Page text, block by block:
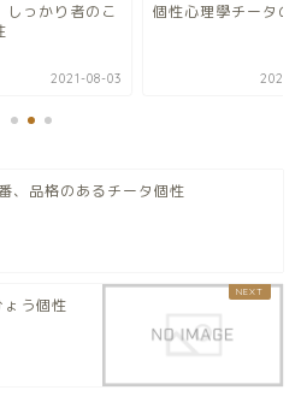
しっかり者のこ
2021-08-03
個性心理學チータの
2020-
、品格のあるチータ個性
う個性